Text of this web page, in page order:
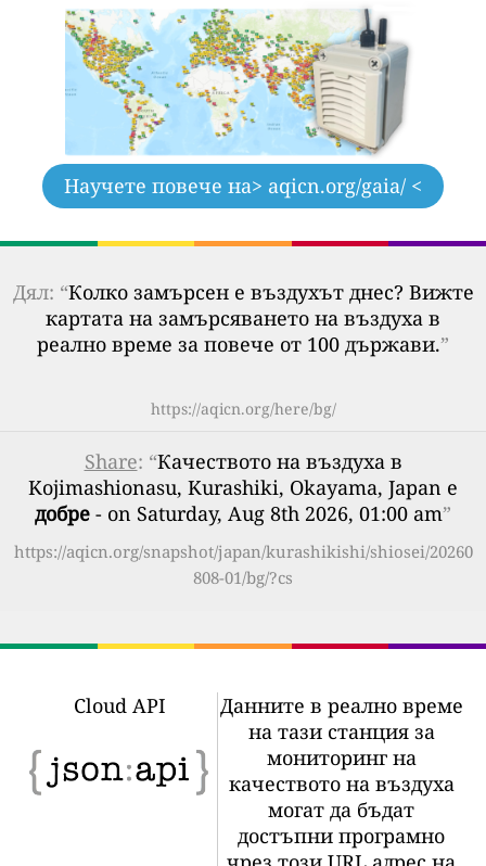
Научете повече на> aqicn.org/gaia/ <
Дял: “Колко замърсен е въздухът днес? Вижте
картата на замърсяването на въздуха в
реално време за повече от 100 държави.”
https://aqicn.org/here/bg/
Share: “Качеството на въздуха в
Kojimashionasu, Kurashiki, Okayama, Japan е
добре - on Saturday, Aug 8th 2026, 01:00 am”
https://aqicn.org/snapshot/japan/kurashikishi/shiosei/20260
808-01/bg/?cs
Cloud API
Данните в реално време
на тази станция за
мониторинг на
качеството на въздуха
могат да бъдат
достъпни програмно